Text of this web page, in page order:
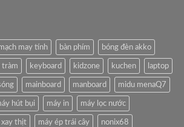
may tính bàn phím bóng đèn akko
tràm keyboard kidzone kuchen laptop
mainboard manboard midu menaQ7
hút bụi máy in máy lọc nước
xay thịt máy ép trái cây nonix68